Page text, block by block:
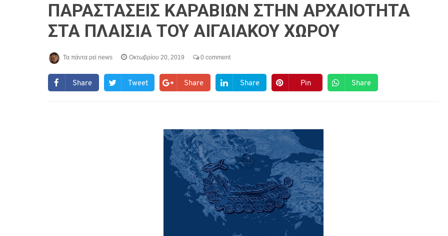
ΠΑΡΑΣΤΑΣΕΙΣ ΚΑΡΑΒΙΩΝ ΣΤΗΝ ΑΡΧΑΙΟΤΗΤΑ
ΣΤΑ ΠΛΑΙΣΙΑ ΤΟΥ ΑΙΓΑΙΑΚΟΥ ΧΩΡΟΥ
Τα πάντα ρεί news Οκτωβρίου 20, 2019 0 comment
Share Tweet Share Share Pin Share